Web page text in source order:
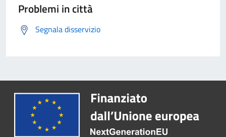
Problemi in città
Segnala disservizio